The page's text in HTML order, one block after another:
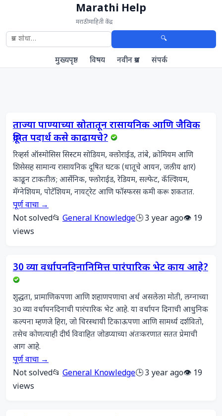
Marathi Help
मराठी माहिती केंद्र
🔍
मुख्यपृष्ठ विषय नवीन प्रश्न संपर्क
ताज्या पाण्याच्या स्रोतातून रासायनिक आणि जैविक
दूषित पदार्थ कसे काढायचे?
रिव्हर्स ऑस्मोसिस सिस्टम सोडियम, क्लोराईड, तांबे, क्रोमियम आणि
शिसेसह सामान्य रासायनिक दूषित घटक (धातूचे आयन, जलीय क्षार)
काढून टाकतील; आर्सेनिक, फ्लोराईड, रेडियम, सल्फेट, कॅल्शियम,
मॅग्नेशियम, पोटॅशियम, नायट्रेट आणि फॉस्फरस कमी करू शकतात.
पूर्ण वाचा →
Not solved📂 General Knowledge🕒 3 year ago👁️ 19
views
30 व्या वर्धापनदिनानिमित्त पारंपारिक भेट काय आहे?
शुद्धता, प्रामाणिकपणा आणि शहाणपणाचा अर्थ असलेला मोती, लग्नाच्या
30 व्या वर्धापनदिनाची पारंपारिक भेट आहे. या वर्धापन दिनाची आधुनिक
कल्पना म्हणजे हिरा, जो चिरस्थायी टिकाऊपणा आणि सामर्थ्य दर्शवितो,
तसेच कोणत्याही दीर्घ विवाहित जोडप्याच्या अंतःकरणात सतत प्रेमाची
आग आहे.
पूर्ण वाचा →
Not solved📂 General Knowledge🕒 3 year ago👁️ 19
views